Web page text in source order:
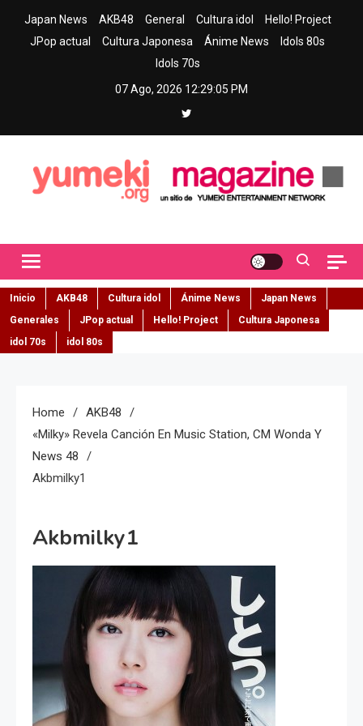
Japan News AKB48 General Cultura idol
Hello! Project
JPop actual
Cultura Japonesa Ánime News
Idols 80s
Idols 70s
07 Ago, 2026 12:29:06 PM
Inicio AKB48 Cultura idol Ánime News
Japan News
Generales
JPop actual Hello! Project
Cultura Japonesa
idol 70s
idol 80s
Home
AKB48
«Milky» Revela Canción En Music Station, CM Wonda Y
News 48
Akbmilky1
Akbmilky1